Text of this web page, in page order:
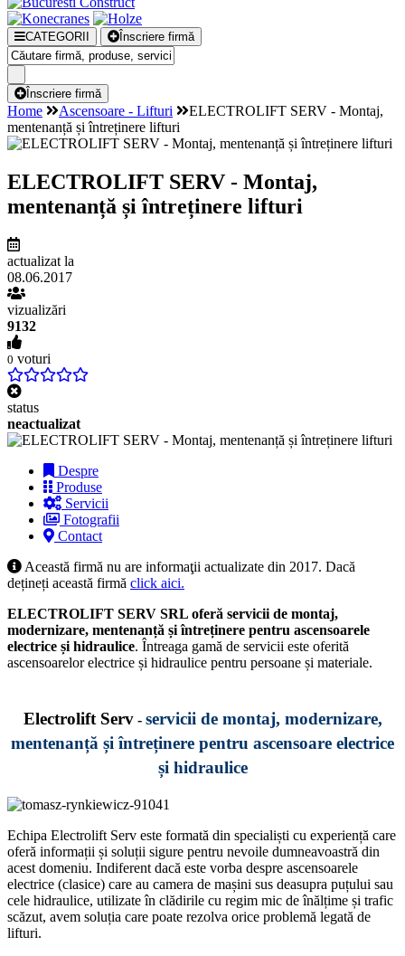
CATEGORII Înscriere firmă
Înscriere firmă
Home Ascensoare - Lifturi
ELECTROLIFT SERV - Montaj,
mentenanță și întreținere lifturi
ELECTROLIFT SERV - Montaj,
mentenanță și întreținere lifturi
actualizat la
08.06.2017
vizualizări
9132
0 voturi
status
neactualizat
Despre
Produse
Servicii
Fotografii
Contact
Această firmă nu are informaţii actualizate din 2017. Dacă
dețineți această firmă click aici.
ELECTROLIFT SERV SRL oferă servicii de montaj,
modernizare, mentenanță și întreținere pentru ascensoarele
electrice și hidraulice. Întreaga gamă de servicii este oferită
ascensoarelor electrice și hidraulice pentru persoane și materiale.
Electrolift Serv- servicii de montaj, modernizare,
mentenanță și întreținere pentru ascensoare electrice
și hidraulice
Echipa Electrolift Serv este formată din specialiști cu experiență care
oferă informații și soluții sigure pentru nevoile dumneavoastră din
acest domeniu. Indiferent dacă este vorba despre ascensoarele
electrice (clasice) care au camera de mașini sus deasupra puțului sau
cele hidraulice, utilizate în clădirile cu regim mic de înălțime și trafic
scăzut, avem soluția care poate rezolva orice problemă legată de
lifturi.